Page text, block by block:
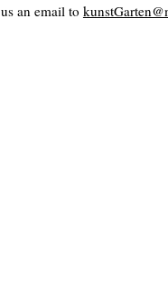
us an email to